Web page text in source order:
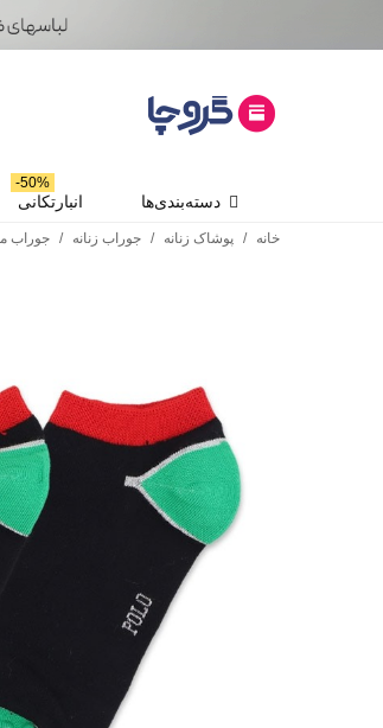
دسته‌بندی‌ها انبارتکانی
50%-
خانه / پوشاک زنانه / جوراب زنانه / جوراب